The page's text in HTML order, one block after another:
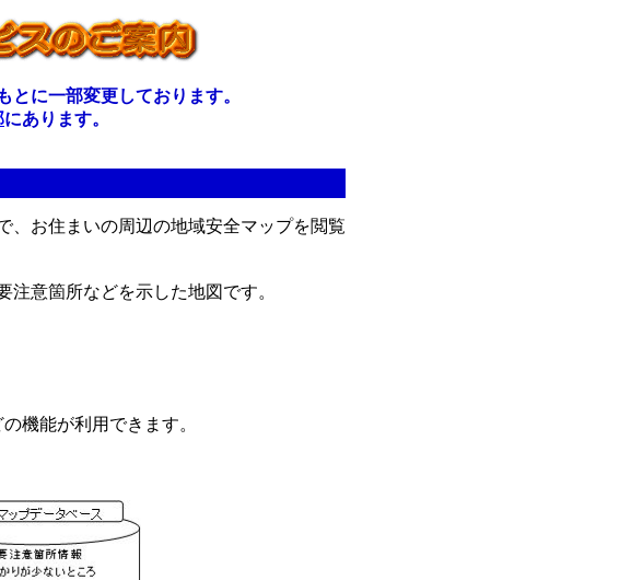
とに一部変更しております。
にあります。
、お住まいの周辺の地域安全マップを閲覧
意箇所などを示した地図です。
機能が利用できます。